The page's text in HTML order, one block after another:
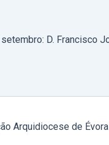
Arquidiocese de Évora